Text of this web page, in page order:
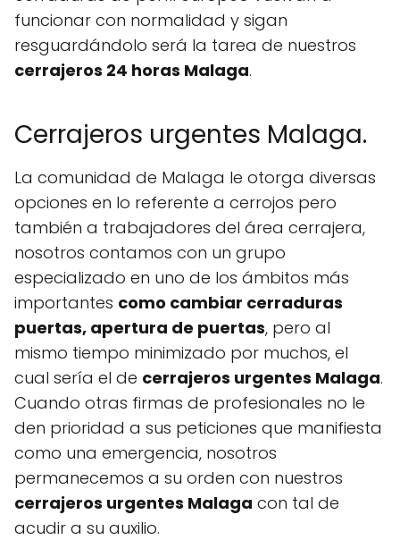
funcionar con normalidad y sigan
resguardándolo será la tarea de nuestros
cerrajeros 24 horas Malaga.
Cerrajeros urgentes Malaga.
La comunidad de Malaga le otorga diversas
opciones en lo referente a cerrojos pero
también a trabajadores del área cerrajera,
nosotros contamos con un grupo
especializado en uno de los ámbitos más
importantes como cambiar cerraduras
puertas, apertura de puertas, pero al
mismo tiempo minimizado por muchos, el
cual sería el de cerrajeros urgentes Malaga.
Cuando otras firmas de profesionales no le
den prioridad a sus peticiones que manifiesta
como una emergencia, nosotros
permanecemos a su orden con nuestros
cerrajeros urgentes Malaga con tal de
acudir a su auxilio.